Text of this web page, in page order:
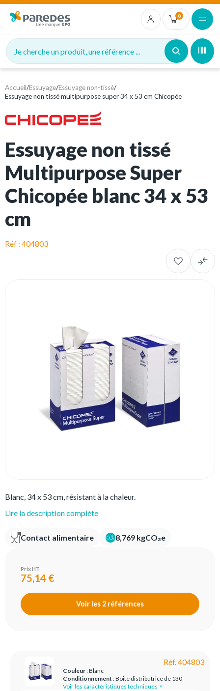
0
Je cherche un produit, une référence ...
Accueil/Essuyage/Essuyage non-tissé/
Essuyage non tissé multipurpose super 34 x 53 cm Chicopée
Essuyage non tissé
Multipurpose Super
Chicopée blanc 34 x 53
cm
Réf : 404803
Blanc, 34 x 53 cm, résistant à la chaleur.
Lire la description complète
Contact alimentaire 8,769 kgCO₂e
Prix HT
75,14 €
Voir les 2 références
Réf. 404803
Couleur: Blanc
Conditionnement : Boite distributrice de 130
Voir les caractéristiques techniques